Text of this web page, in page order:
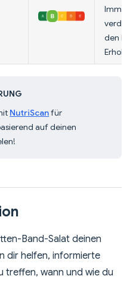
den
NutriScanfür
auf deinen
Band-Salat deinen
dir helfen, informierte
treffen, wann und wie du